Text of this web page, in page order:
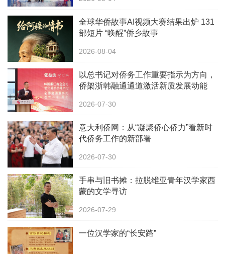
全球华侨故事AI视频大赛结果出炉 131
部短片 “唤醒”侨乡故事
2026-08-04
以总书记对侨务工作重要指示为方向，
侨架浙韩融通通道激活新质发展动能
2026-07-30
意大利侨网：从“凝聚侨心侨力”看新时
代侨务工作的新部署
2026-07-30
手串与旧书摊：拉脱维亚青年汉学家西
蒙的文学寻访
2026-07-29
一位汉学家的“长安路”